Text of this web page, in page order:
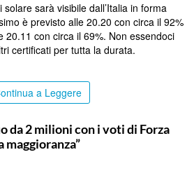
solare sarà visibile dall’Italia in forma
è previsto alle 20.20 con circa il 92%
20.11 con circa il 69%. Non essendoci
certificati per tutta la durata.
a Leggere
da 2 milioni con i voti di Forza
maggioranza”